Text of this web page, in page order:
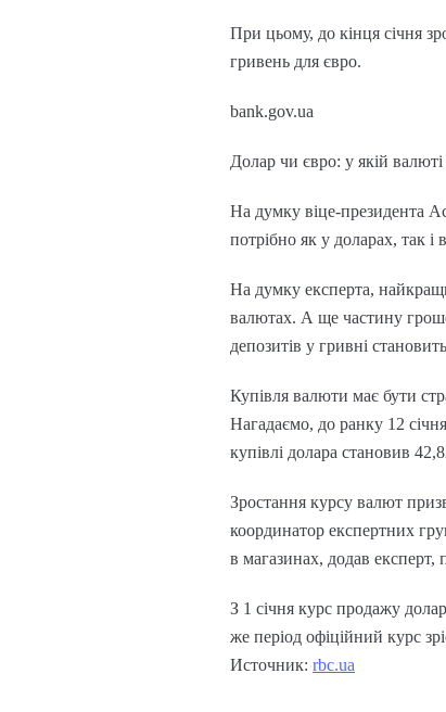
При цьому, до кінця січня
гривень для євро.
bank.gov.ua
Долар чи євро: у якій
На думку віце-президента
потрібно як у доларах, так і
На думку експерта,
валютах. А ще частину
депозитів у гривні
Купівля валюти має бути
Нагадаємо, до ранку 12
купівлі долара становив
Зростання курсу валют
координатор експертних
в магазинах, додав експерт,
З 1 січня курс продажу
же період офіційний курс
Источник: rbc.ua